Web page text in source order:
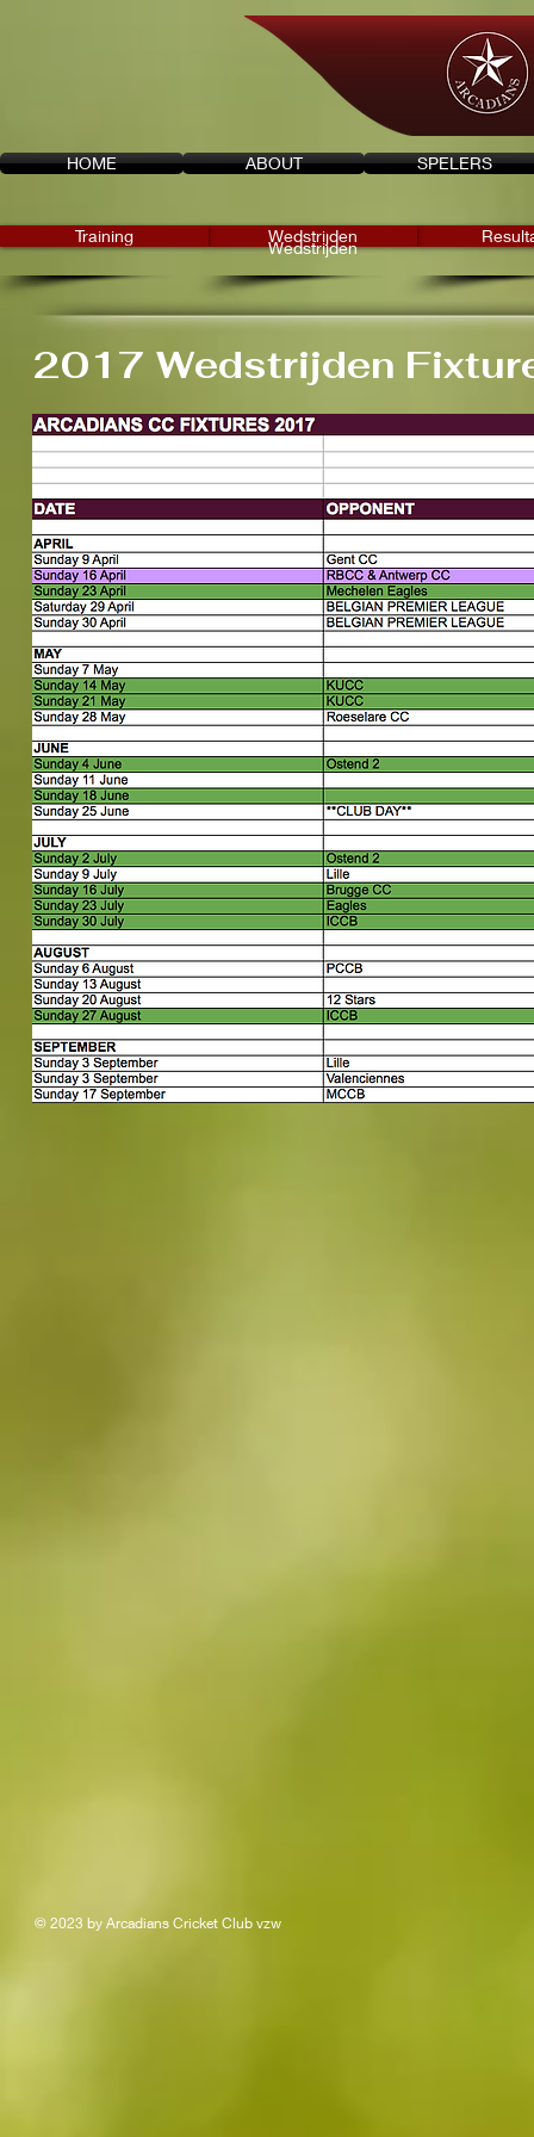
SPELERS
ABOUT
HOME
2017 Wedstrijden
Wedstrijden
Training
Wedstrijden
© 2023 by Arcadians Cricket Club vzw